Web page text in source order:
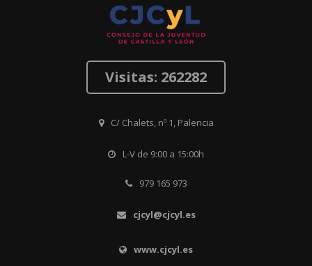
Visitas: 262282
C/ Chalets, nº 1, Palencia
L-V de 9:00 a 15:00h
979 165 973
cjcyl@cjcyl.es
www.cjcyl.es